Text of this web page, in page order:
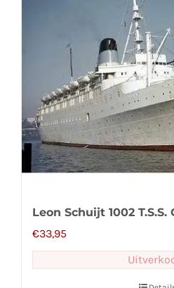
Leon Schuijt 1002
€33,95